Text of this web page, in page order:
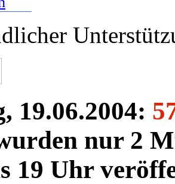
19.06.2004:
nur 2
19 Uhr